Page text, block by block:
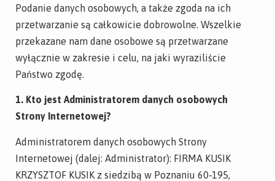
Podanie danych osobowych, a także zgoda na ich
przetwarzanie są całkowicie dobrowolne. Wszelkie
przekazane nam dane osobowe są przetwarzane
wyłącznie w zakresie i celu, na jaki wyraziliście
Państwo zgodę.
1. Kto jest Administratorem danych osobowych
Strony Internetowej?
Administratorem danych osobowych Strony
Internetowej (dalej: Administrator): FIRMA KUSIK
KRZYSZTOF KUSIK z siedzibą w Poznaniu 60-195,